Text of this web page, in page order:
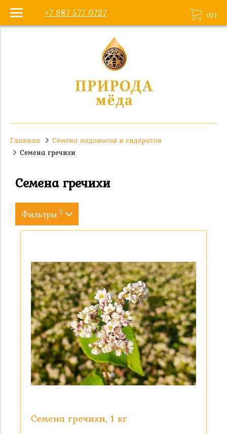
+7 987 577 0727 (0)
Главная
Семена медоносов и сидератов
Семена гречихи
Семена гречихи
Фильтры 0
Семена гречихи, 1 кг